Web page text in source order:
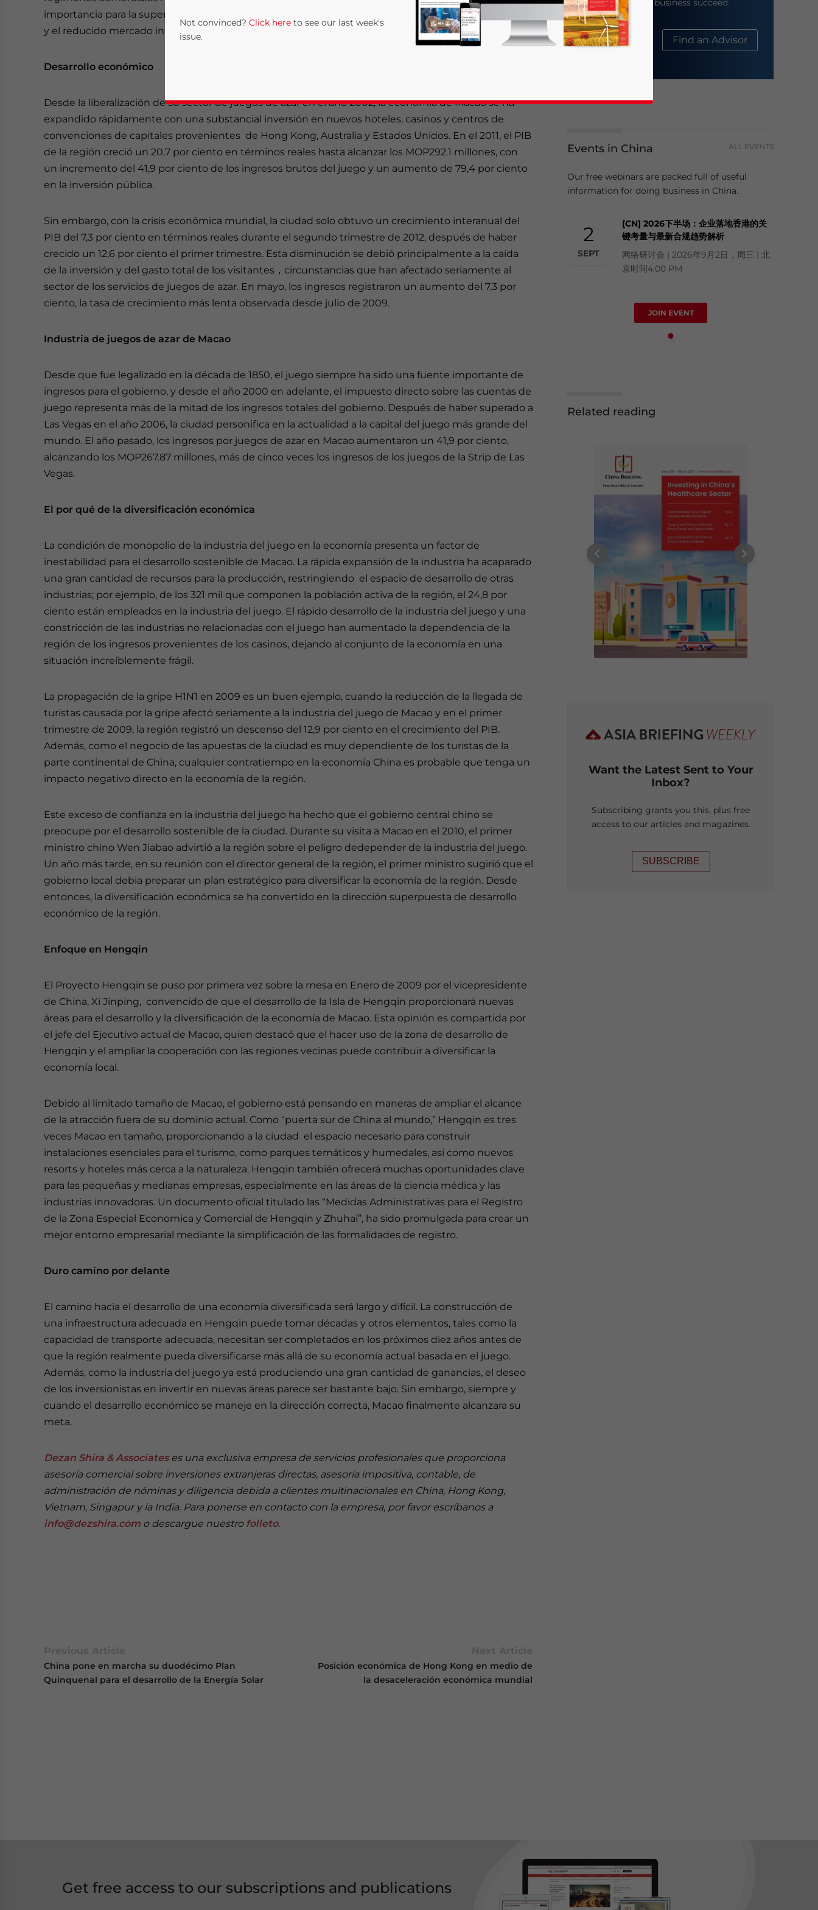
importancia para la supervivencia económica de la región debido a sus limitados recursos naturales
y el reducido mercado interno.
Desarrollo económico
Desde la liberalización de su sector de juegos de azar en el año 2002, la economía de Macao se ha
expandido rápidamente con una substancial inversión en nuevos hoteles, casinos y centros de
convenciones de capitales provenientes de Hong Kong, Australia y Estados Unidos. En el 2011, el PIB
de la región creció un 20,7 por ciento en términos reales hasta alcanzar los MOP292.1 millones, con
un incremento del 41,9 por ciento de los ingresos brutos del juego y un aumento de 79,4 por ciento
en la inversión pública.
Sin embargo, con la crisis económica mundial, la ciudad solo obtuvo un crecimiento interanual del
PIB del 7,3 por ciento en términos reales durante el segundo trimestre de 2012, después de haber
crecido un 12,6 por ciento el primer trimestre. Esta disminución se debió principalmente a la caída
de la inversión y del gasto total de los visitantes，circunstancias que han afectado seriamente al
sector de los servicios de juegos de azar. En mayo, los ingresos registraron un aumento del 7,3 por
ciento, la tasa de crecimiento más lenta observada desde julio de 2009.
Industria de juegos de azar de Macao
Desde que fue legalizado en la década de 1850, el juego siempre ha sido una fuente importante de
ingresos para el gobierno, y desde el año 2000 en adelante, el impuesto directo sobre las cuentas de
juego representa más de la mitad de los ingresos totales del gobierno. Después de haber superado a
Las Vegas en el año 2006, la ciudad personifica en la actualidad a la capital del juego más grande del
mundo. El año pasado, los ingresos por juegos de azar en Macao aumentaron un 41,9 por ciento,
alcanzando los MOP267.87 millones, más de cinco veces los ingresos de los juegos de la Strip de Las
Vegas.
El por qué de la diversificación económica
La condición de monopolio de la industria del juego en la economía presenta un factor de
inestabilidad para el desarrollo sostenible de Macao. La rápida expansión de la industria ha acaparado
una gran cantidad de recursos para la producción, restringiendo el espacio de desarrollo de otras
industrias; por ejemplo, de los 321 mil que componen la población activa de la región, el 24,8 por
ciento están empleados en la industria del juego. El rápido desarrollo de la industria del juego y una
constricción de las industrias no relacionadas con el juego han aumentado la dependencia de la
región de los ingresos provenientes de los casinos, dejando al conjunto de la economía en una
situación increíblemente frágil.
La propagación de la gripe H1N1 en 2009 es un buen ejemplo, cuando la reducción de la llegada de
turistas causada por la gripe afectó seriamente a la industria del juego de Macao y en el primer
trimestre de 2009, la región registró un descenso del 12,9 por ciento en el crecimiento del PIB.
Además, como el negocio de las apuestas de la ciudad es muy dependiente de los turistas de la
parte continental de China, cualquier contratiempo en la economía China es probable que tenga un
impacto negativo directo en la economía de la región.
Este exceso de confianza en la industria del juego ha hecho que el gobierno central chino se
preocupe por el desarrollo sostenible de la ciudad. Durante su visita a Macao en el 2010, el primer
ministro chino Wen Jiabao advirtió a la región sobre el peligro dedepender de la industria del juego.
Un año más tarde, en su reunión con el director general de la región, el primer ministro sugirió que el
gobierno local debia preparar un plan estratégico para diversificar la economía de la región. Desde
entonces, la diversificación económica se ha convertido en la dirección superpuesta de desarrollo
económico de la región.
Enfoque en Hengqin
El Proyecto Hengqin se puso por primera vez sobre la mesa en Enero de 2009 por el vicepresidente
de China, Xi Jinping, convencido de que el desarrollo de la Isla de Hengqin proporcionará nuevas
áreas para el desarrollo y la diversificación de la economía de Macao. Esta opinión es compartida por
el jefe del Ejecutivo actual de Macao, quien destacó que el hacer uso de la zona de desarrollo de
Hengqin y el ampliar la cooperación con las regiones vecinas puede contribuir a diversificar la
economía local.
Debido al limitado tamaño de Macao, el gobierno está pensando en maneras de ampliar el alcance
de la atracción fuera de su dominio actual. Como “puerta sur de China al mundo,” Hengqin es tres
veces Macao en tamaño, proporcionando a la ciudad el espacio necesario para construir
instalaciones esenciales para el turismo, como parques temáticos y humedales, así como nuevos
resorts y hoteles más cerca a la naturaleza. Hengqin también ofrecerá muchas oportunidades clave
para las pequeñas y medianas empresas, especialmente en las áreas de la ciencia médica y las
industrias innovadoras. Un documento oficial titulado las “Medidas Administrativas para el Registro
de la Zona Especial Economica y Comercial de Hengqin y Zhuhai”, ha sido promulgada para crear un
mejor entorno empresarial mediante la simplificación de las formalidades de registro.
Duro camino por delante
El camino hacia el desarrollo de una economía diversificada será largo y difícil. La construcción de
una infraestructura adecuada en Hengqin puede tomar décadas y otros elementos, tales como la
capacidad de transporte adecuada, necesitan ser completados en los próximos diez años antes de
que la región realmente pueda diversificarse más allá de su economía actual basada en el juego.
Además, como la industria del juego ya está produciendo una gran cantidad de ganancias, el deseo
de los inversionistas en invertir en nuevas áreas parece ser bastante bajo. Sin embargo, siempre y
cuando el desarrollo económico se maneje en la dirección correcta, Macao finalmente alcanzara su
meta.
Dezan Shira & Associateses una exclusiva empresa de servicios profesionales que proporciona
asesoría comercial sobre inversiones extranjeras directas, asesoría impositiva, contable, de
administración de nóminas y diligencia debida a clientes multinacionales en China, Hong Kong,
Vietnam, Singapur y la India. Para ponerse en contacto con la empresa, por favor escríbanos a
info@dezshira.com o descargue nuestro folleto.
China pone en marcha su duodécimo Plan
Quinquenal para el desarrollo de la Energía Solar
Posición económica de Hong Kong en medio de
la desaceleración económica mundial
help your business succeed.
About Us Find an Advisor
Events in China ALL EVENTS
Our free webinars are packed full of useful
information for doing business in China.
2
SEPT
[CN] 2026下半场：企业落地香港的关
键考量与最新合规趋势解析
网络研讨会 | 2026年9月2日，周三 | 北
京时间4:00 PM
JOIN EVENT
Related reading
Want the Latest Sent to Your
Inbox?
Subscribing grants you this, plus free
access to our articles and magazines.
SUBSCRIBE
Get free access to our subscriptions and publications
Not convinced? Click here to see our last week's
issue.
Yes, I have read the Statement for this website. Please send me business news and updates for Asia!